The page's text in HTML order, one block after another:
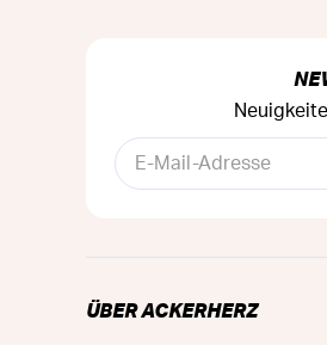
ÜBER ACKERHERZ